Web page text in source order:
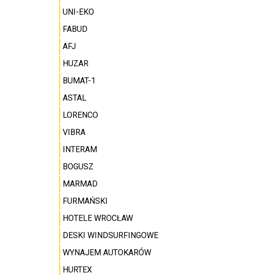
UNI-EKO
FABUD
AFJ
HUZAR
BUMAT-1
ASTAL
LORENCO
VIBRA
INTERAM
BOGUSZ
MARMAD
FURMAŃSKI
HOTELE WROCŁAW
DESKI WINDSURFINGOWE
WYNAJEM AUTOKARÓW
HURTEX